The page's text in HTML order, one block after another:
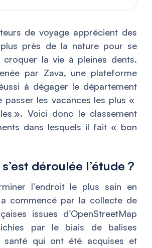
de voyage apprécient des
près de la nature pour se
croquer la vie à pleines dents.
par Zava, une plateforme
à dégager le département
passer les vacances les plus «
». Voici donc le classement
dans lesquels il fait « bon
déroulée l’étude ?
l’endroit le plus sain en
a commencé par la collecte de
issues d’OpenStreetMap
par le biais de balises
santé qui ont été acquises et